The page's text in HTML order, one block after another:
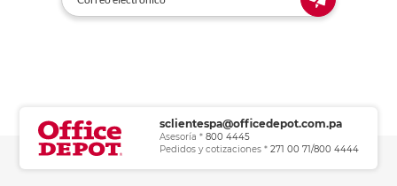
sclientespa@officedepot.com.pa
Asesoría * 800 4445
Pedidos y cotizaciones * 271 00 71/800 4444